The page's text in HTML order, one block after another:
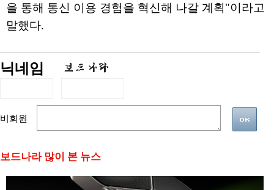
을 통해 통신 이용 경험을 혁신해 나갈 계획"이라고
말했다.
닉네임
비회원
보드나라 많이 본 뉴스